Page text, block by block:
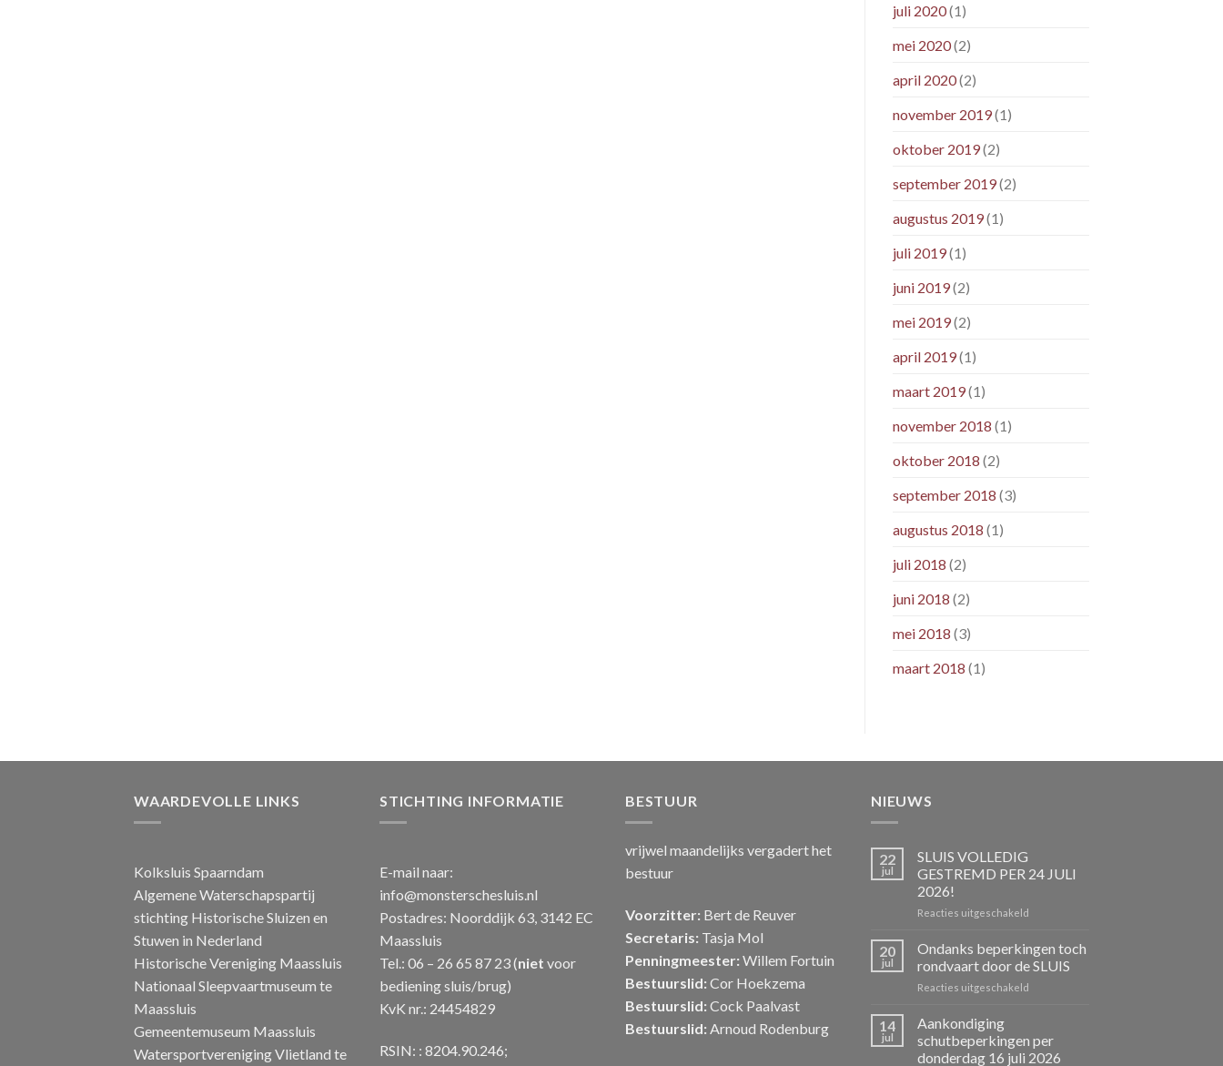
juli 2020(1)
mei 2020(2)
april 2020(2)
november 2019(1)
oktober 2019(2)
september 2019(2)
augustus 2019(1)
juli 2019(1)
juni 2019(2)
mei 2019(2)
april 2019(1)
maart 2019(1)
november 2018 (1)
oktober 2018 (2)
september 2018 (3)
augustus 2018 (1)
juli 2018 (2)
juni 2018 (2)
mei 2018 (3)
maart 2018 (1)
WAARDEVOLLE LINKS
Kolksluis Spaarndam
Algemene Waterschapspartij
stichting Historische Sluizen en
Stuwen in Nederland
Historische Vereniging Maassluis
Nationaal Sleepvaartmuseum te
Maassluis
Gemeentemuseum Maassluis
Watersportvereniging Vlietland te
STICHTING INFORMATIE
E-mail naar:
info@monsterschesluis.nl
Postadres: Noorddijk 63, 3142 EC
Maassluis
Tel.: 06 – 26 65 87 23 (niet voor
bediening sluis/brug)
KvK nr.: 24454829
RSIN: : 8204.90.246;
BESTUUR
vrijwel maandelijks vergadert het
bestuur
Voorzitter: Bert de Reuver
Secretaris: Tasja Mol
Penningmeester: Willem Fortuin
Bestuurslid: Cor Hoekzema
Bestuurslid: Cock Paalvast
Bestuurslid: Arnoud Rodenburg
NIEUWS
22
jul
SLUIS VOLLEDIG
GESTREMD PER 24 JULI
2026!
Reacties uitgeschakeld
VOLLEDIG
GESTREMD
PER
20
jul
Ondanks beperkingen toch
rondvaart door de SLUIS
Reacties uitgeschakeld
rondvaart
14
jul
Aankondiging
schutbeperkingen per
donderdag 16 juli 2026